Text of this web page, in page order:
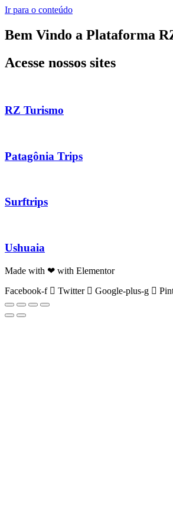
Ir para o conteúdo
Bem Vindo a Plataforma
Acesse nossos sites
RZ Turismo
Patagônia Trips
Surftrips
Ushuaia
Made with ❤ with Elementor
Facebook-f
Twitter Google-plus-g